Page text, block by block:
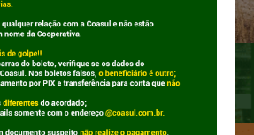
Coasul Cooperativa
Supermercados